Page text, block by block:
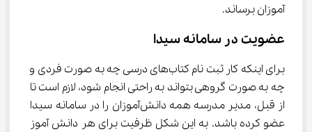
آموزان برساند.
عضویت در سامانه سیدا
برای اینکه کار ثبت نام کتاب‌های درسی چه به صورت فردی و
چه به صورت گروهی بتواند به راحتی انجام شود، لازم است تا
از قبل، مدیر مدرسه همه دانش‌آموزان را در سامانه سیدا
عضو کرده باشد. به این شکل ظرفیت برای هر دانش آموز